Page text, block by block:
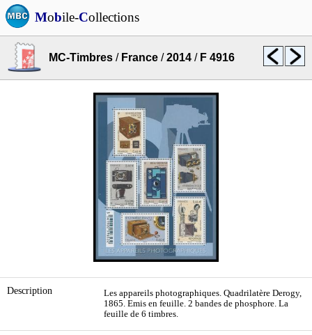
Mobile-Collections
MC-Timbres / France /2014 / F 4916
Description
Les appareils photographiques. Quadrilatère Derogy,
1865. Emis en feuille. 2 bandes de phosphore. La
feuille de 6 timbres.